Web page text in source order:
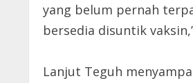
yang belum pernah
bersedia disuntik
Lanjut Teguh